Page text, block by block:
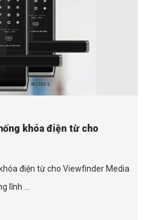
khóa điện từ cho
điện từ cho Viewfinder Media
lĩnh ...